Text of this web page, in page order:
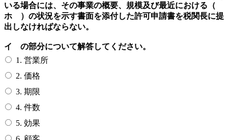
いる場合には、その事業の概要、規模及び最近における（
ホ ）の状況を示す書面を添付した許可申請書を税関長に提
出しなければならない。
イ の部分について解答してください。
1. 営業所
2. 価格
3. 期限
4. 件数
5. 効果